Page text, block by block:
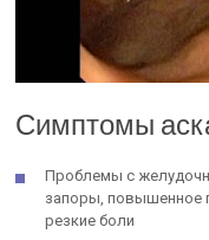
Симптомы
Проблемы с
запоры, повышенное
резкие боли